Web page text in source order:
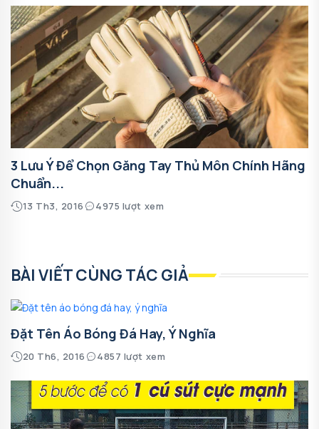
3 Lưu Ý Để Chọn Găng Tay Thủ Môn Chính Hãng
Chuẩn...
13 Th3, 2016 4975 lượt xem
BÀI VIẾT CÙNG TÁC GIẢ
Đặt Tên Áo Bóng Đá Hay, Ý Nghĩa
20 Th6, 2016 4857 lượt xem